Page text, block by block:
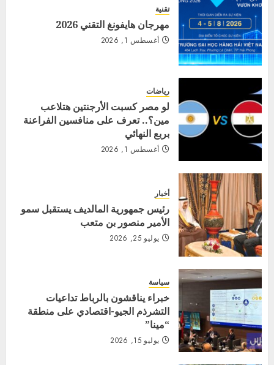
تقنية
مهرجان هايفونغ التقني 2026
أغسطس 1, 2026
رياضات
لو مصر كسبت الأرجنتين هتلاعب
مين؟.. تعرف على منافسين الفراعنة
بربع النهائي
أغسطس 1, 2026
أخبار
رئيس جمهورية المالديف يستقبل سمو
الأمير منصور بن متعب
يوليو 25, 2026
سياسة
خبراء يناقشون بالرباط تداعيات
التشرذم الجيو-اقتصادي على منطقة
“مينا”
يوليو 15, 2026